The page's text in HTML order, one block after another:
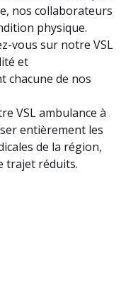
nos collaborateurs
physique.
vous sur notre VSL
et
chacune de nos
VSL ambulance à
entièrement les
de la région,
trajet réduits.